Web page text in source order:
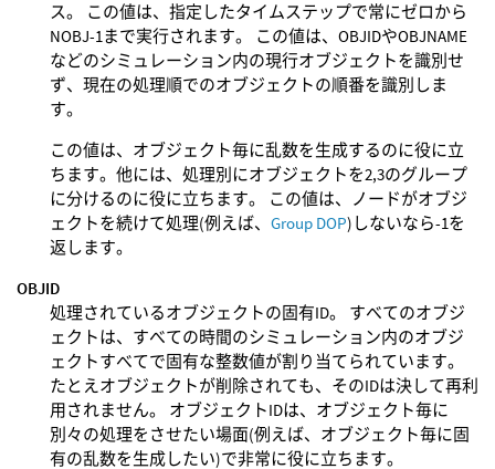
ス。 この値は、指定したタイムステップで常にゼロから
NOBJ-1まで実行されます。 この値は、OBJIDやOBJNAME
などのシミュレーション内の現行オブジェクトを識別せ
ず、現在の処理順でのオブジェクトの順番を識別しま
す。
この値は、オブジェクト毎に乱数を生成するのに役に立
ちます。他には、処理別にオブジェクトを2,3のグループ
に分けるのに役に立ちます。 この値は、ノードがオブジ
ェクトを続けて処理(例えば、 Group DOP)しないなら-1を
返します。
OBJID
処理されているオブジェクトの固有ID。 すべてのオブジ
ェクトは、すべての時間のシミュレーション内のオブジ
ェクトすべてで固有な整数値が割り当てられています。
たとえオブジェクトが削除されても、そのIDは決して再利
用されません。 オブジェクトIDは、オブジェクト毎に
別々の処理をさせたい場面(例えば、オブジェクト毎に固
有の乱数を生成したい)で非常に役に立ちます。